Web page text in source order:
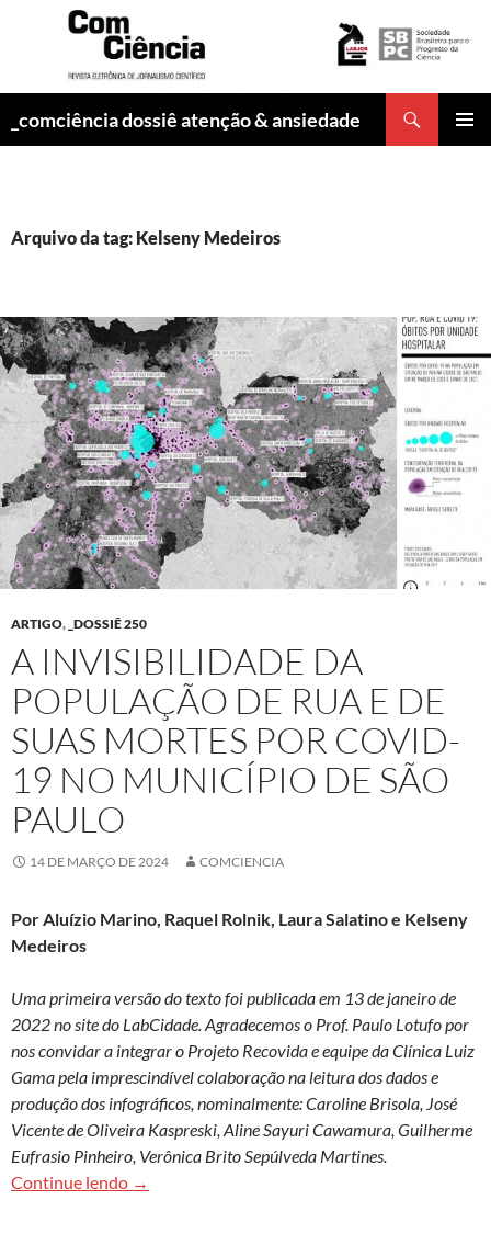
_comciência dossiê atenção & ansiedade
Arquivo da tag: Kelseny Medeiros
ARTIGO, _DOSSIÊ 250
A INVISIBILIDADE DA
POPULAÇÃO DE RUA E DE
SUAS MORTES POR COVID-
19 NO MUNICÍPIO DE SÃO
PAULO
14 DE MARÇO DE 2024 COMCIENCIA
Por Aluízio Marino, Raquel Rolnik, Laura Salatino e Kelseny
Medeiros
Uma primeira versão do texto foi publicada em 13 de janeiro de
2022 no site do LabCidade. Agradecemos o Prof. Paulo Lotufo por
nos convidar a integrar o Projeto Recovida e equipe da Clínica Luiz
Gama pela imprescindível colaboração na leitura dos dados e
produção dos infográficos, nominalmente: Caroline Brisola, José
Vicente de Oliveira Kaspreski, Aline Sayuri Cawamura, Guilherme
Eufrasio Pinheiro, Verônica Brito Sepúlveda Martines.
Continue lendo A invisibilidade da população de rua e de suas
→